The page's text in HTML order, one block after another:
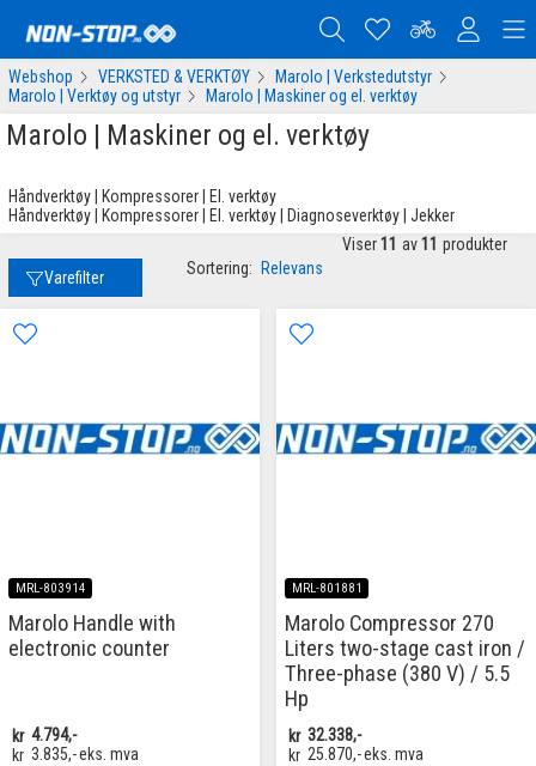
Webshop VERKSTED & VERKTØY
Marolo | Verkstedutstyr
Marolo | Verktøy og utstyr
Marolo | Maskiner og el. verktøy
Marolo | Maskiner og el. verktøy
Håndverktøy | Kompressorer | El. verktøy
Håndverktøy | Kompressorer | El. verktøy | Diagnoseverktøy | Jekker
Varefilter Sortering: Relevans
Viser 11 av 11 produkter
MRL-803914
Marolo Handle with
electronic counter
kr 4.794,-
kr 3.835,-eks. mva
MRL-801881
Marolo Compressor 270
Liters two-stage cast iron /
Three-phase (380 V) / 5.5
Hp
kr 32.338,-
kr 25.870,-eks. mva